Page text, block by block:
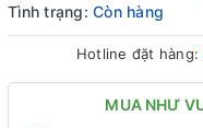
Tình trạng: Còn hàng
Hotline đặt hàng:
MUA NHƯ